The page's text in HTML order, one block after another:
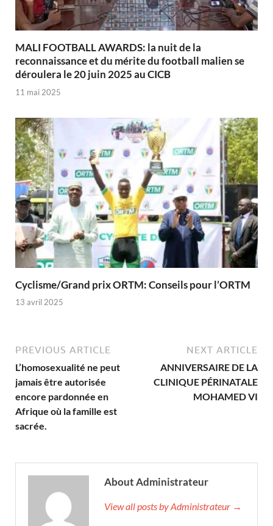
MALI FOOTBALL AWARDS: la nuit de la
reconnaissance et du mérite du football malien se
déroulera le 20 juin 2025 au CICB
11 mai 2025
Cyclisme/Grand prix ORTM: Conseils pour l’ORTM
13 avril 2025
PREVIOUS ARTICLE
L’homosexualité ne peut
jamais être autorisée
encore pardonnée en
Afrique où la famille est
sacrée.
NEXT ARTICLE
ANNIVERSAIRE DE LA
CLINIQUE PÉRINATALE
MOHAMED VI
About Administrateur
View all posts by Administrateur →